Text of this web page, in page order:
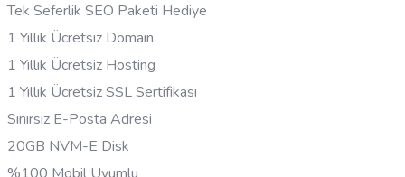
Tek Seferlik SEO Paketi Hediye
1 Yıllık Ücretsiz Domain
1 Yıllık Ücretsiz Hosting
1 Yıllık Ücretsiz SSL Sertifikası
Sınırsız E-Posta Adresi
20GB NVM-E Disk